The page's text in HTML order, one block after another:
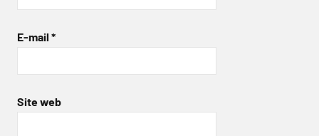
E-mail *
Site web